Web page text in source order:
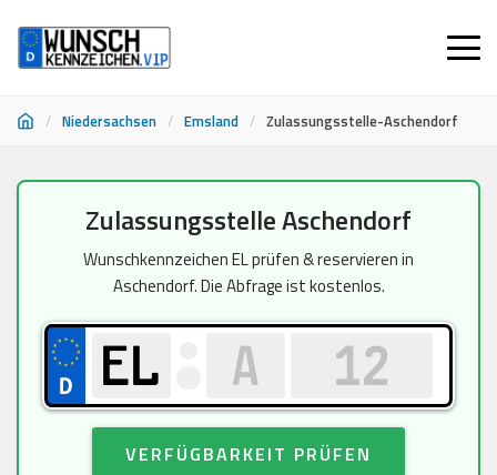
/ Niedersachsen / Emsland / Zulassungsstelle-Aschendorf
Zulassungsstelle Aschendorf
Wunschkennzeichen EL prüfen & reservieren in
Aschendorf. Die Abfrage ist kostenlos.
VERFÜGBARKEIT PRÜFEN